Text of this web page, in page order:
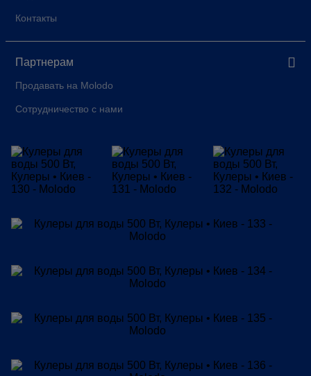
Контакты
Партнерам
Продавать на Molodo
Сотрудничество с нами